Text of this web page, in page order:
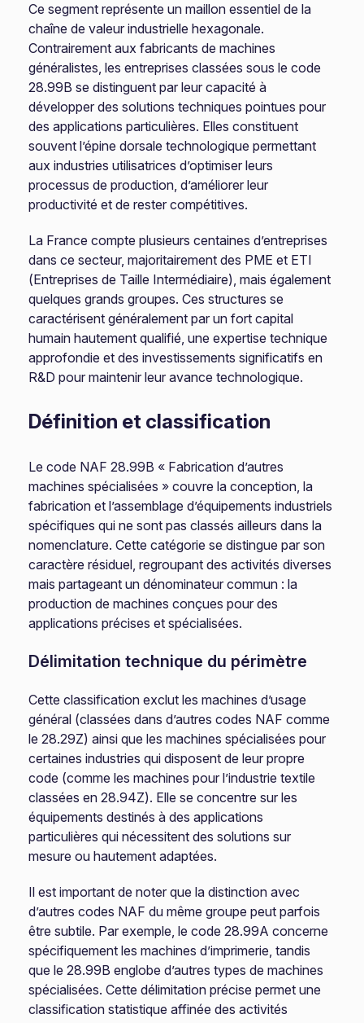
Ce segment représente un maillon essentiel de la
chaîne de valeur industrielle hexagonale.
Contrairement aux fabricants de machines
généralistes, les entreprises classées sous le code
28.99B se distinguent par leur capacité à
développer des solutions techniques pointues pour
des applications particulières. Elles constituent
souvent l’épine dorsale technologique permettant
aux industries utilisatrices d’optimiser leurs
processus de production, d’améliorer leur
productivité et de rester compétitives.
La France compte plusieurs centaines d’entreprises
dans ce secteur, majoritairement des PME et ETI
(Entreprises de Taille Intermédiaire), mais également
quelques grands groupes. Ces structures se
caractérisent généralement par un fort capital
humain hautement qualifié, une expertise technique
approfondie et des investissements significatifs en
R&D pour maintenir leur avance technologique.
Définition et classification
Le code NAF 28.99B « Fabrication d’autres
machines spécialisées » couvre la conception, la
fabrication et l’assemblage d’équipements industriels
spécifiques qui ne sont pas classés ailleurs dans la
nomenclature. Cette catégorie se distingue par son
caractère résiduel, regroupant des activités diverses
mais partageant un dénominateur commun : la
production de machines conçues pour des
applications précises et spécialisées.
Délimitation technique du périmètre
Cette classification exclut les machines d’usage
général (classées dans d’autres codes NAF comme
le 28.29Z) ainsi que les machines spécialisées pour
certaines industries qui disposent de leur propre
code (comme les machines pour l’industrie textile
classées en 28.94Z). Elle se concentre sur les
équipements destinés à des applications
particulières qui nécessitent des solutions sur
mesure ou hautement adaptées.
Il est important de noter que la distinction avec
d’autres codes NAF du même groupe peut parfois
être subtile. Par exemple, le code 28.99A concerne
spécifiquement les machines d’imprimerie, tandis
que le 28.99B englobe d’autres types de machines
spécialisées. Cette délimitation précise permet une
classification statistique affinée des activités